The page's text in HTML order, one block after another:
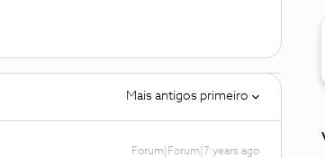
Mais antigos primeiro
Forum|Forum|7 years ago